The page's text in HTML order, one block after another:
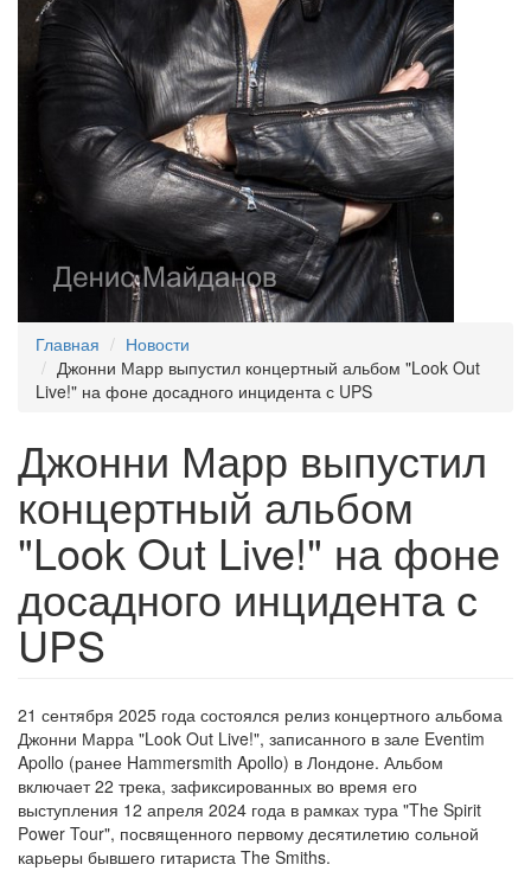
Главная
Новости
Джонни Марр выпустил концертный альбом "Look Out
Live!" на фоне досадного инцидента с UPS
Джонни Марр выпустил
концертный альбом
"Look Out Live!" на фоне
досадного инцидента с
UPS
21 сентября 2025 года состоялся релиз концертного альбома
Джонни Марра "Look Out Live!", записанного в зале Eventim
Apollo (ранее Hammersmith Apollo) в Лондоне. Альбом
включает 22 трека, зафиксированных во время его
выступления 12 апреля 2024 года в рамках тура "The Spirit
Power Tour", посвященного первому десятилетию сольной
карьеры бывшего гитариста The Smiths.